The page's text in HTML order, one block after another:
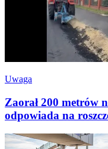
Uwaga
Zaorał 200 metrów
odpowiada na